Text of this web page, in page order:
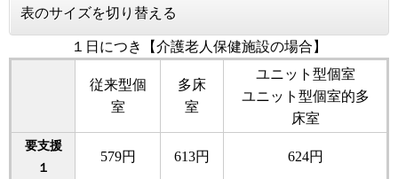
表のサイズを切り替える
１日につき【介護老人保健施設の場合】
従来型個
室
多床
室
ユニット型個室
ユニット型個室的多
床室
要支援
１
579円 613円 624円